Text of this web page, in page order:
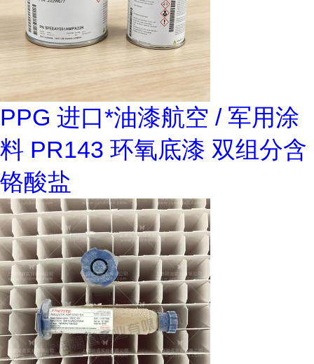
PPG 进口*油漆航空 / 军用涂
料 PR143 环氧底漆 双组分含
铬酸盐